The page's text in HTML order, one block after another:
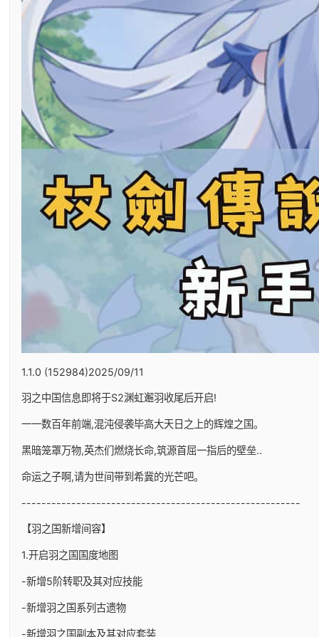
1.1.0 (152984)2025/09/11
羽之中国信息即将于S2渊虹邂羽收尾后开启!
一一数百年前端,混沌侵袭毕高大天日之上的辉煌之国。
黑暗笼罩万物,英杰们燃烧长命,筑源首屈一指后的壁垒..
命运之子啊,请为世间带到希冀的光芒吧。
--------------------------------------------------------
【羽之国新增间容】
1.开启羽之国国度地图
-新增5阶转职及其对应技能
-新增羽之国系列古遗物
-新增羽之国副本及其对应套装